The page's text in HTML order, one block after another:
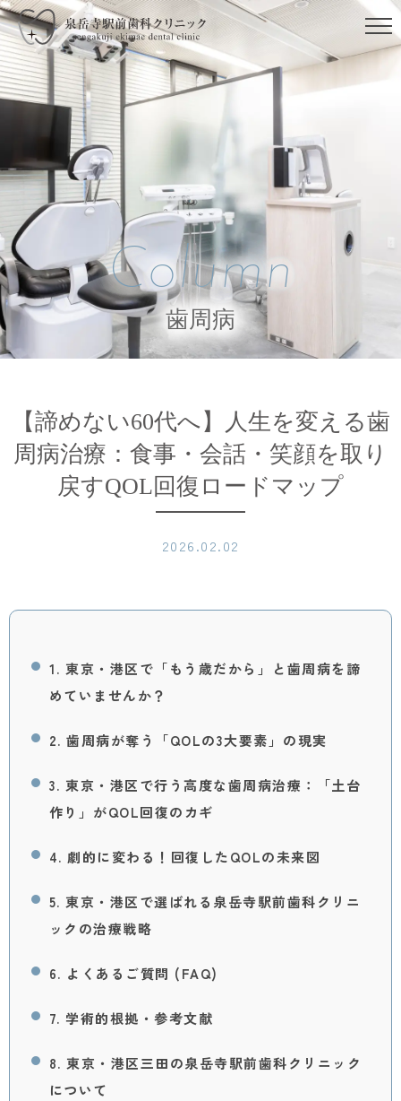
Column
歯周病
【諦めない60代へ】人生を変える歯
周病治療：食事・会話・笑顔を取り
戻すQOL回復ロードマップ
2026.02.02
1. 東京・港区で「もう歳だから」と歯周病を諦
めていませんか？
2. 歯周病が奪う「QOLの3大要素」の現実
3. 東京・港区で行う高度な歯周病治療：「土台
作り」がQOL回復のカギ
4. 劇的に変わる！回復したQOLの未来図
5. 東京・港区で選ばれる泉岳寺駅前歯科クリニ
ックの治療戦略
6. よくあるご質問 (FAQ)
7. 学術的根拠・参考文献
8. 東京・港区三田の泉岳寺駅前歯科クリニック
について